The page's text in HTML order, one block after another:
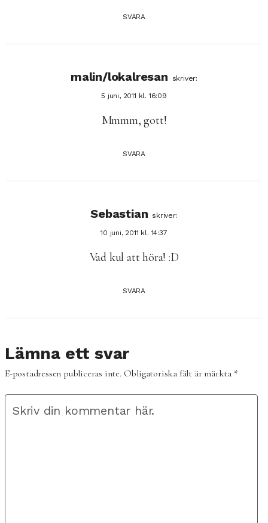
SVARA
malin/lokalresan skriver:
5 juni, 2011 kl. 16:09
Mmmm, gott!
SVARA
Sebastian skriver:
10 juni, 2011 kl. 14:37
Vad kul att höra! :D
SVARA
Lämna ett svar
E-postadressen publiceras inte.Obligatoriska fält är märkta *